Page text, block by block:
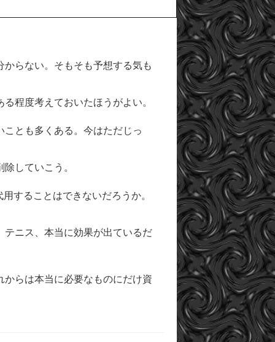
らない。そもそも予想する気も
程度考えておいたほうがよい。
とも多くある。今はただじっ
していこう。
することはできないだろうか。
ニス、本当に効果が出ているだ
らは本当に必要なものにだけ資